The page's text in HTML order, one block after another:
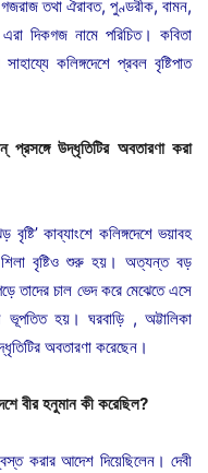
তথা ঐরাবত, পুণ্ডরীক, বামন,
দিকগজ নামে পরিচিত। কবিতা
কলিঙ্গদেশে প্রবল বৃষ্টিপাত
প্রসঙ্গে উদ্ধৃতিটির অবতারণা করা
কাব্যাংশে কলিঙ্গদেশে ভয়াবহ
শিলা বৃষ্টিও শুরু হয়। অত্যন্ত বড়
তাদের চাল ভেদ করে মেঝেতে এসে
ভূপতিত হয়। ঘরবাড়ি , অট্টালিকা
অবতারণা করেছেন।
বীর হনুমান কী করেছিল?
করার আদেশ দিয়েছিলেন। দেবী